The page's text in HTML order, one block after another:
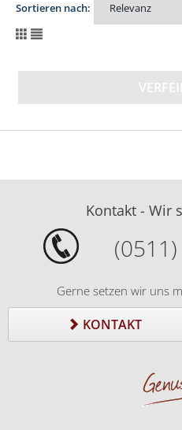
Sortieren nach:
Kontakt - Wir
Gerne setzen wir uns
KONTAKT